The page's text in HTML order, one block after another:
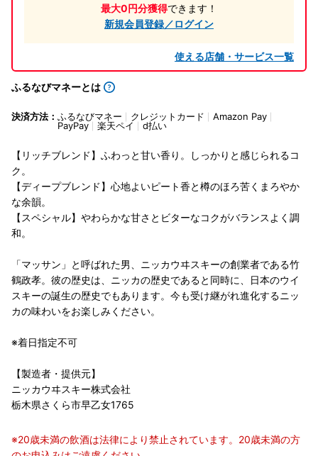
最大0円分獲得できます！
新規会員登録／ログイン
使える店舗・サービス一覧
ふるなびマネーとは
決済方法： ふるなびマネー クレジットカード
Amazon Pay
PayPay
楽天ペイ d払い
【リッチブレンド】ふわっと甘い香り。しっかりと感じられるコ
ク。
【ディープブレンド】心地よいピート香と樽のほろ苦くまろやか
な余韻。
【スペシャル】やわらかな甘さとビターなコクがバランスよく調
和。
「マッサン」と呼ばれた男、ニッカウヰスキーの創業者である竹
鶴政孝。彼の歴史は、ニッカの歴史であると同時に、日本のウイ
スキーの誕生の歴史でもあります。今も受け継がれ進化するニッ
カの味わいをお楽しみください。
※着日指定不可
【製造者・提供元】
ニッカウヰスキー株式会社
栃木県さくら市早乙女1765
※20歳未満の飲酒は法律により禁止されています。20歳未満の方